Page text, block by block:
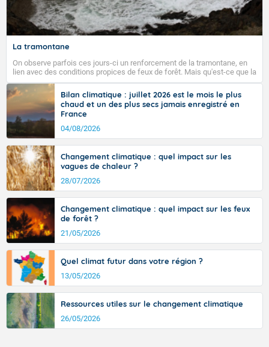
Fermer
La tramontane
On observe parfois ces jours-ci un renforcement de la tramontane, en
lien avec des conditions propices de feux de forêt. Mais qu'est-ce que la
tramontane ? Quelles sont ses caractéristiques ? La tramontane est un
vent turbulent soufflant de secteur nord-ouest à nord, ou ouest à nord-
ouest, dans un secteur qui part du Roussillon à la vallée de l’Aude et à
l’ouest de l’Hérault. L’étymologie de ce vent vient du latin trasmontanus,
signifiant au-delà des monts, en allusion aux régions montagneuses
d’où provient ce vent.
Bilan climatique : juillet 2026 est le mois le plus
chaud et un des plus secs jamais enregistré en
France
04/08/2026
Changement climatique : quel impact sur les
vagues de chaleur ?
28/07/2026
Changement climatique : quel impact sur les feux
de forêt ?
21/05/2026
Quel climat futur dans votre région ?
13/05/2026
Ressources utiles sur le changement climatique
26/05/2026